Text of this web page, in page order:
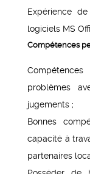
Expérience
logiciels MS
Compétences
problèmes
jugements ;
Bonnes
capacité à
partenaires